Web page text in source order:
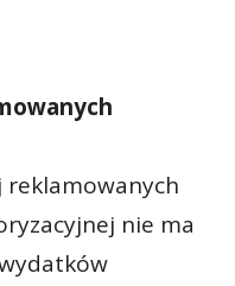
reklamowanych
nie ma